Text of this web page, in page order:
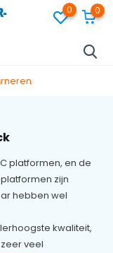
0 0
platformen, en de
zijn
hebben wel
kwaliteit,
veel